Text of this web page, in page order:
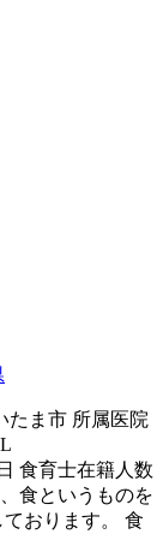
たま市 所属医院
食育士在籍人数
食というものを
おります。 食